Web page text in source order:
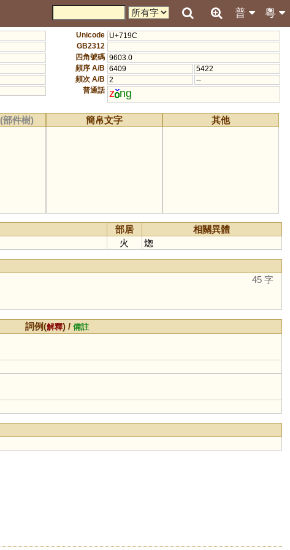
粵
普
Unicode U+719C
GB2312
四角號碼 9603.0
頻序 A/B 6409
5422
頻次 A/B 2
--
普通話 z ng
(部件樹) 簡帛文字 其他
部居
相關異體
火 㷓
45 字
詞例(解釋) /備註